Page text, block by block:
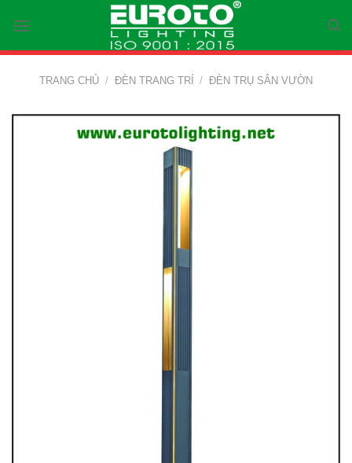
content
TRANG CHỦ / ĐÈN TRANG TRÍ / ĐÈN TRỤ SÂN VƯỜN